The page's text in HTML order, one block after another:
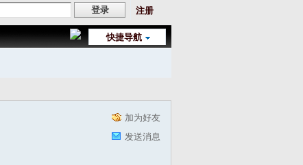
登录 注册
快捷导航
加为好友
发送消息